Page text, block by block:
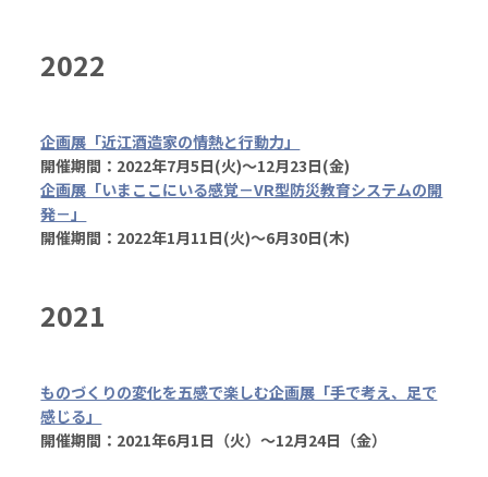
2022
企画展「近江酒造家の情熱と行動力」
開催期間：2022年7月5日(火)～12月23日(金)
企画展「いまここにいる感覚－VR型防災教育システムの開
発－」
開催期間：2022年1月11日(火)～6月30日(木)
2021
ものづくりの変化を五感で楽しむ企画展「手で考え、足で
感じる」
開催期間：2021年6月1日（火）～12月24日（金）